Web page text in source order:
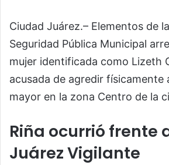
Ciudad Juárez.– Elementos de la
Seguridad Pública Municipal
mujer identificada como Lizeth
acusada de agredir físicamente
mayor en la zona Centro de la
Riña ocurrió frente
Juárez Vigilante